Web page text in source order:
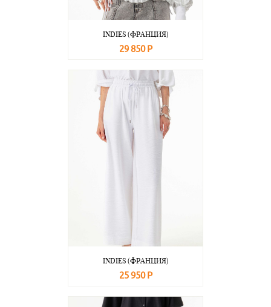
INDIES (ФРАНЦИЯ)
29 850 Р
INDIES (ФРАНЦИЯ)
25 950 Р